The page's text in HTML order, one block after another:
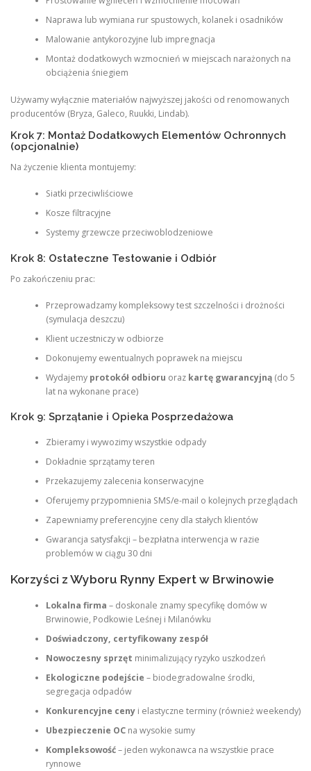
Naprawa lub wymiana rur spustowych, kolanek i osadników
Malowanie antykorozyjne lub impregnacja
Montaż dodatkowych wzmocnień w miejscach narażonych na
obciążenia śniegiem
Używamy wyłącznie materiałów najwyższej jakości od renomowanych
producentów (Bryza, Galeco, Ruukki, Lindab).
Krok 7: Montaż Dodatkowych Elementów Ochronnych
(opcjonalnie)
Na życzenie klienta montujemy:
Siatki przeciwliściowe
Kosze filtracyjne
Systemy grzewcze przeciwoblodzeniowe
Krok 8: Ostateczne Testowanie i Odbiór
Po zakończeniu prac:
Przeprowadzamy kompleksowy test szczelności i drożności
(symulacja deszczu)
Klient uczestniczy w odbiorze
Dokonujemy ewentualnych poprawek na miejscu
Wydajemy protokół odbioru oraz kartę gwarancyjną(do 5
lat na wykonane prace)
Krok 9: Sprzątanie i Opieka Posprzedażowa
Zbieramy i wywozimy wszystkie odpady
Dokładnie sprzątamy teren
Przekazujemy zalecenia konserwacyjne
Oferujemy przypomnienia SMS/e-mail o kolejnych przeglądach
Zapewniamy preferencyjne ceny dla stałych klientów
Gwarancja satysfakcji – bezpłatna interwencja w razie
problemów w ciągu 30 dni
Korzyści z Wyboru Rynny Expert w Brwinowie
Lokalna firma – doskonale znamy specyfikę domów w
Brwinowie, Podkowie Leśnej i Milanówku
Doświadczony, certyfikowany zespół
Nowoczesny sprzęt minimalizujący ryzyko uszkodzeń
Ekologiczne podejście – biodegradowalne środki,
segregacja odpadów
Konkurencyjne cenyi elastyczne terminy (również weekendy)
Ubezpieczenie OCna wysokie sumy
Kompleksowość– jeden wykonawca na wszystkie prace
rynnowe